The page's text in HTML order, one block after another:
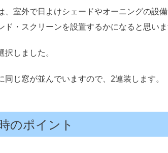
、室外で日よけシェードやオーニングの設
・スクリーンを設置するかになると思いま
しました。
じ窓が並んでいますので、2連装します。
のポイント